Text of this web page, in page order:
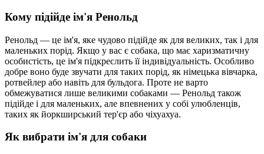
Кому підійде ім'я Ренольд
Ренольд — це ім'я, яке чудово підійде як для великих, так і для
маленьких порід. Якщо у вас є собака, що має харизматичну
особистість, це ім'я підкреслить її індивідуальність. Особливо
добре воно буде звучати для таких порід, як німецька вівчарка,
ротвейлер або навіть для бульдога. Проте не варто
обмежуватися лише великими собаками — Ренольд також
підійде і для маленьких, але впевнених у собі улюбленців,
таких як йоркширський тер'єр або чіхуахуа.
Як вибрати ім'я для собаки